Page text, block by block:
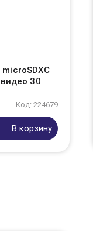
30
Код: 224679
В корзину